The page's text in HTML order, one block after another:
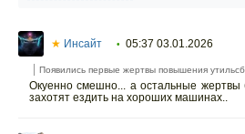
★ Инсайт • 05:37 03.01.2026
Появились первые жертвы повышения
Окуенно смешно... а остальные жертвы
захотят ездить на хороших машинах..